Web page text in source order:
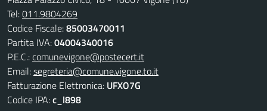
Tel:011.9804269
Codice Fiscale:85003470011
Partita IVA:04004340016
P.E.C.:comunevigone@postecert.it
Email:segreteria@comune.vigone.to.it
Fatturazione Elettronica: UFXO7G
Codice IPA:c_l898